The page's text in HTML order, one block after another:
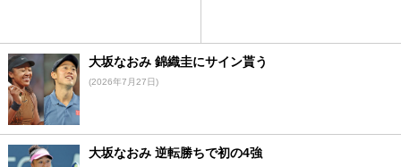
大坂なおみ 錦織圭にサイン貰う
(2026年7月27日)
大坂なおみ 逆転勝ちで初の4強